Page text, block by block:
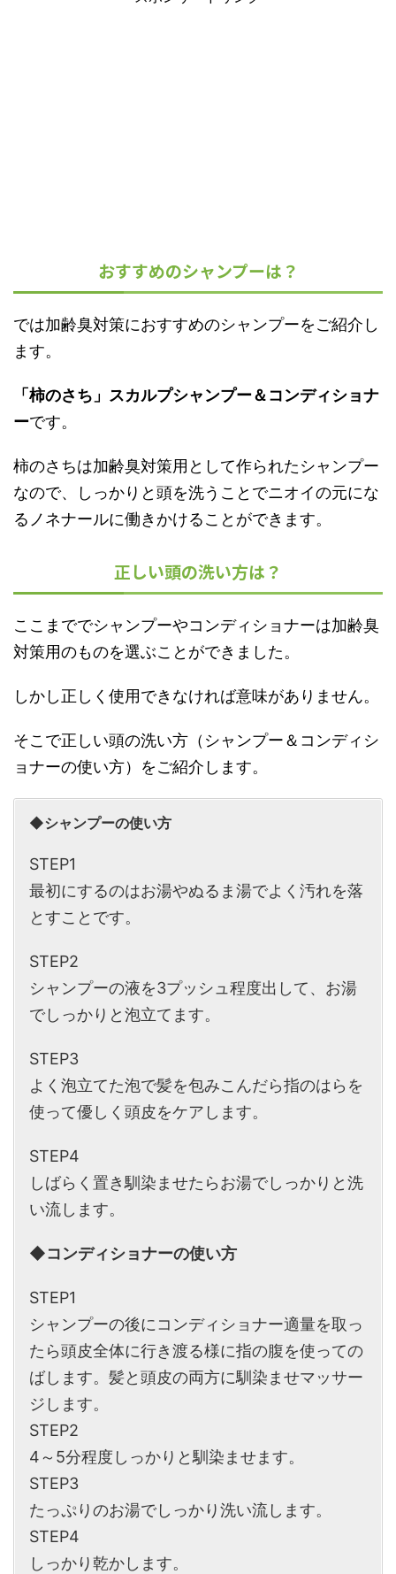
おすすめのシャンプーは？
では加齢臭対策におすすめのシャンプーをご紹介し
ます。
「柿のさち」スカルプシャンプー＆コンディショナ
ーです。
柿のさちは加齢臭対策用として作られたシャンプー
なので、しっかりと頭を洗うことでニオイの元にな
るノネナールに働きかけることができます。
正しい頭の洗い方は？
ここまででシャンプーやコンディショナーは加齢臭
対策用のものを選ぶことができました。
しかし正しく使用できなければ意味がありません。
そこで正しい頭の洗い方（シャンプー＆コンディシ
ョナーの使い方）をご紹介します。
◆シャンプーの使い方
STEP1
最初にするのはお湯やぬるま湯でよく汚れを落
とすことです。
STEP2
シャンプーの液を3プッシュ程度出して、お湯
でしっかりと泡立てます。
STEP3
よく泡立てた泡で髪を包みこんだら指のはらを
使って優しく頭皮をケアします。
STEP4
しばらく置き馴染ませたらお湯でしっかりと洗
い流します。
◆コンディショナーの使い方
STEP1
シャンプーの後にコンディショナー適量を取っ
たら頭皮全体に行き渡る様に指の腹を使っての
ばします。髪と頭皮の両方に馴染ませマッサー
ジします。
STEP2
4～5分程度しっかりと馴染ませます。
STEP3
たっぷりのお湯でしっかり洗い流します。
STEP4
しっかり乾かします。